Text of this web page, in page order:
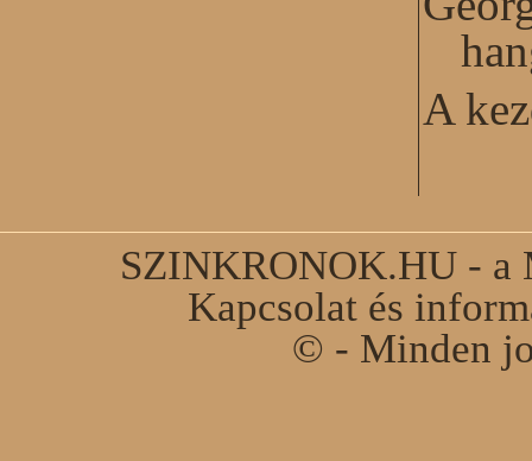
A
SZINKRONOK.HU - a
Kapcsolat és
© - Minden